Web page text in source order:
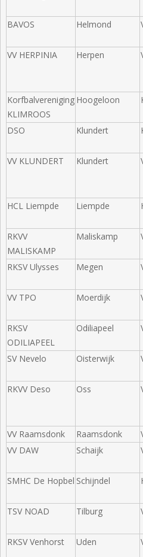
BAVOS
Helmond
VV HERPINIA
Herpen
Korfbalvereniging
KLIMROOS
Hoogeloon
DSO Klundert
VV KLUNDERT
Klundert
HCL Liempde Liempde
RKVV
MALISKAMP
Maliskamp
RKSV Ulysses Megen
VV TPO
Moerdijk
RKSV
ODILIAPEEL
Odiliapeel
SV Nevelo
Oisterwijk
RKVV Deso
Oss
VV Raamsdonk
Raamsdonk
VV DAW
Schaijk
SMHC De Hopbel Schijndel
TSV NOAD Tilburg
RKSV Venhorst
Uden